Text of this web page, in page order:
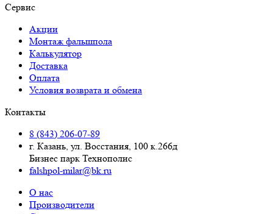
Сервис
Акции
Монтаж фальшпола
Калькулятор
Доставка
Оплата
Условия возврата и обмена
Контакты
8 (843) 206-07-89
г. Казань, ул. Восстания, 100 к.266д
Бизнес парк Технополис
falshpol-milar@bk.ru
О нас
Производители